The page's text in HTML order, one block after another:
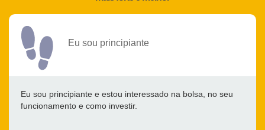
Eu sou principiante
Eu sou principiante e estou interessado na bolsa, no seu
funcionamento e como investir.